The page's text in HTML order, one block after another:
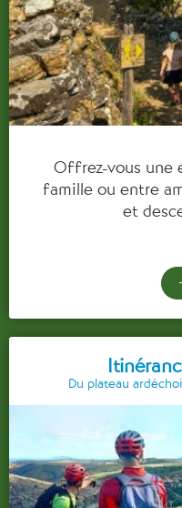
Offrez-vous une
famille ou entre
et
Du plateau